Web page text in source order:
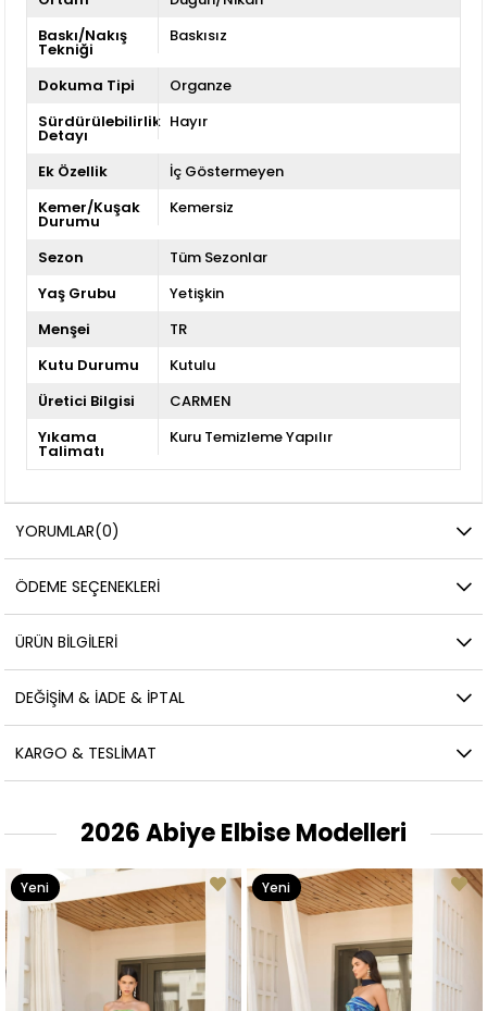
Baskı/Nakış
Tekniği
Baskısız
Dokuma Tipi
Organze
Sürdürülebilirlik
Detayı
Hayır
Ek Özellik
İç Göstermeyen
Kemer/Kuşak
Durumu
Kemersiz
Sezon
Tüm Sezonlar
Yaş Grubu
Yetişkin
Menşei
TR
Kutu Durumu
Kutulu
Üretici Bilgisi
CARMEN
Yıkama
Talimatı
Kuru Temizleme Yapılır
YORUMLAR(0)
ÖDEME SEÇENEKLERI
ÜRÜN BILGILERI
DEĞIŞIM & İADE & İPTAL
KARGO & TESLIMAT
2026 Abiye Elbise Modelleri
Yeni
Ürün
Yeni
Ürün